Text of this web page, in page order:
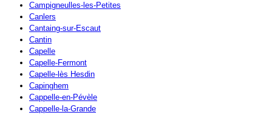
Campigneulles-les-Petites
Canlers
Cantaing-sur-Escaut
Cantin
Capelle
Capelle-Fermont
Capelle-lès Hesdin
Capinghem
Cappelle-en-Pévèle
Cappelle-la-Grande